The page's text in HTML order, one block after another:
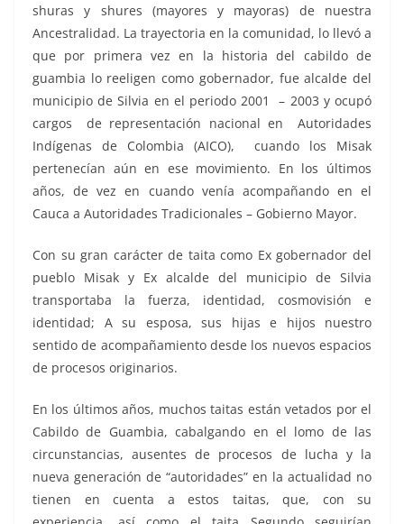
shuras y shures (mayores y mayoras) de nuestra
Ancestralidad. La trayectoria en la comunidad, lo llevó a
que por primera vez en la historia del cabildo de
guambia lo reeligen como gobernador, fue alcalde del
municipio de Silvia en el periodo 2001 – 2003 y ocupó
cargos de representación nacional en Autoridades
Indígenas de Colombia (AICO), cuando los Misak
pertenecían aún en ese movimiento. En los últimos
años, de vez en cuando venía acompañando en el
Cauca a Autoridades Tradicionales – Gobierno Mayor.
Con su gran carácter de taita como Ex gobernador del
pueblo Misak y Ex alcalde del municipio de Silvia
transportaba la fuerza, identidad, cosmovisión e
identidad; A su esposa, sus hijas e hijos nuestro
sentido de acompañamiento desde los nuevos espacios
de procesos originarios.
En los últimos años, muchos taitas están vetados por el
Cabildo de Guambia, cabalgando en el lomo de las
circunstancias, ausentes de procesos de lucha y la
nueva generación de “autoridades” en la actualidad no
tienen en cuenta a estos taitas, que, con su